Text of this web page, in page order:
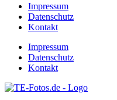
Impressum
Datenschutz
Kontakt
Impressum
Datenschutz
Kontakt